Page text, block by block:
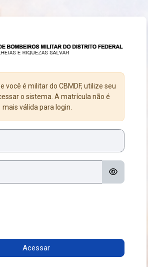
Acesso a EaD /
você é militar do CBMDF, utilize seu
o sistema. A matrícula não é
mais válida para login.
Acessar